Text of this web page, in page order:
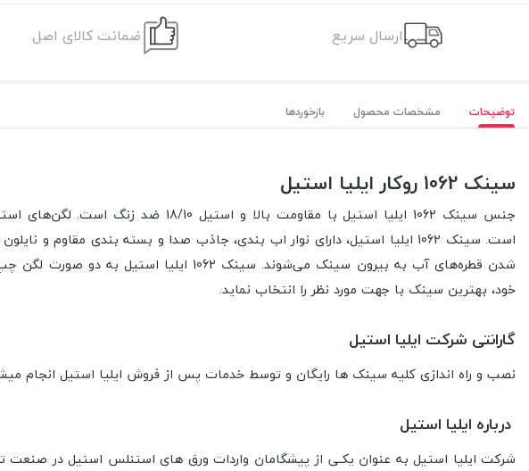
ارسال سریع ضمانت کالای اصل
توضیحات مشخصات محصول بازخوردها
سینک 1062 روکار ایلیا استیل
جنس سینک 1062 ایلیا استیل با مقاومت بالا و استیل 18/10 ضد زنگ است. لگن‌های استیل به
است.سینک 1062 ایلیا استیل، دارای نوار اب بندی، جاذب صدا و بسته بندی مقاوم و نایلون شیرینگ است.
شدن قطره‌های آب به بیرون سینک می‌شوند.
خود، بهترین سینک با جهت مورد نظر را انتخاب نماید.
گارانتی شرکت ایلیا استیل
نصب و راه اندازی کلیه سینک ها رایگان و توسط خدمات پس از فروش ایلیا استیل انجام میشود. همه سینک ها 10 سال گارانتی کارخانه
درباره ایلیا استیل
شرکت ایلیا استیل به عنوان يكـی از پيشگامان واردات ورق های استنلس استیل در صنعت